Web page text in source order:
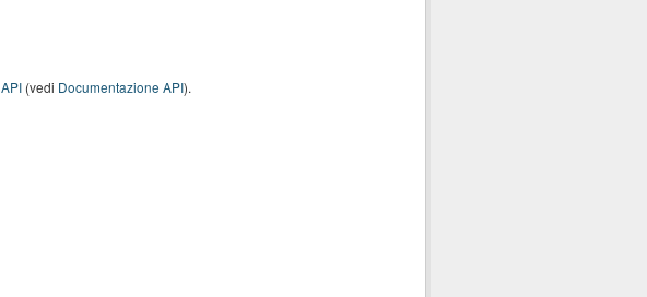
API(vedi Documentazione API).